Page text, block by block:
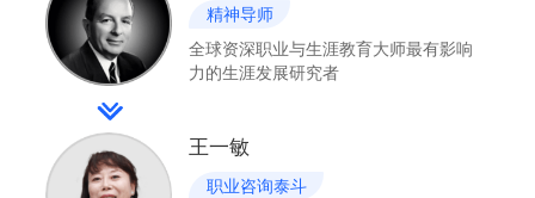
精神导师
全球资深职业与生涯教育大师最有影响
力的生涯发展研究者
王一敏
职业咨询泰斗